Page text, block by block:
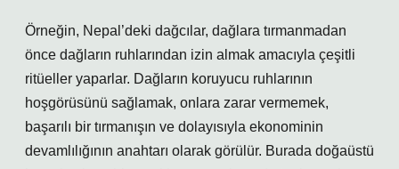
Örneğin, Nepal’deki dağcılar, dağlara tırmanmadan
önce dağların ruhlarından izin almak amacıyla çeşitli
ritüeller yaparlar. Dağların koruyucu ruhlarının
hoşgörüsünü sağlamak, onlara zarar vermemek,
başarılı bir tırmanışın ve dolayısıyla ekonominin
devamlılığının anahtarı olarak görülür. Burada doğaüstü